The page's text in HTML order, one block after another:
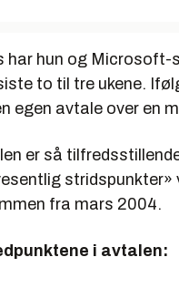
har hun og
to til tre ukene.
egen avtale over en
er så
fra mars 2004.
i avtalen: